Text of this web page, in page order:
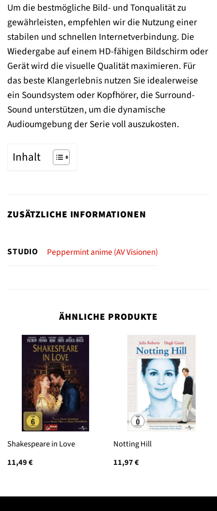
Um die bestmögliche Bild- und Tonqualität zu
gewährleisten, empfehlen wir die Nutzung einer
stabilen und schnellen Internetverbindung. Die
Wiedergabe auf einem HD-fähigen Bildschirm oder
Gerät wird die visuelle Qualität maximieren. Für
das beste Klangerlebnis nutzen Sie idealerweise
ein Soundsystem oder Kopfhörer, die Surround-
Sound unterstützen, um die dynamische
Audioumgebung der Serie voll auszukosten.
Inhalt
ZUSÄTZLICHE INFORMATIONEN
STUDIO Peppermint anime (AV Visionen)
ÄHNLICHE PRODUKTE
Shakespeare in Love
11,49€
Notting Hill
11,97€